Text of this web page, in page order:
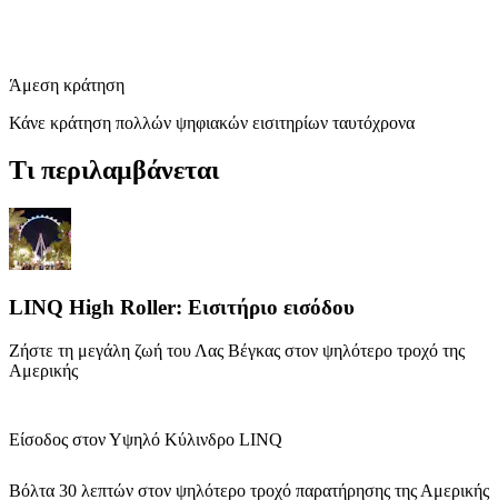
Άμεση κράτηση
Κάνε κράτηση πολλών ψηφιακών εισιτηρίων ταυτόχρονα
Τι περιλαμβάνεται
LINQ High Roller: Εισιτήριο εισόδου
Ζήστε τη μεγάλη ζωή του Λας Βέγκας στον ψηλότερο τροχό της
Αμερικής
Είσοδος στον Υψηλό Κύλινδρο LINQ
Βόλτα 30 λεπτών στον ψηλότερο τροχό παρατήρησης της Αμερικής